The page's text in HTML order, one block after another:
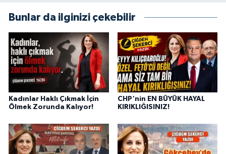
Bunlar da ilginizi çekebilir
Kadınlar Haklı Çıkmak İçin
Ölmek Zorunda Kalıyor!
CHP'nin EN BÜYÜK HAYAL
KIRIKLIĞISINIZ!